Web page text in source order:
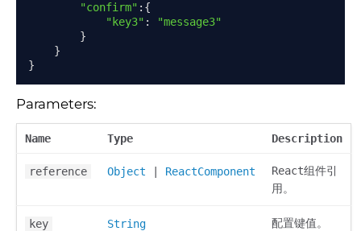
"confirm" :{
"key3" :
"message3"
}
}
}
Parameters:
Name Type Description
reference Object ReactComponent
React组件引
用。
key String 配置键值。